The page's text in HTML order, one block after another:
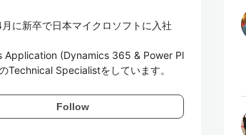
に新卒で日本マイクロソフトに入社
Application (Dynamics 365 & Power Pl
Technical Specialistをしています。
Follow